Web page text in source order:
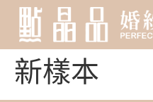
新樣本